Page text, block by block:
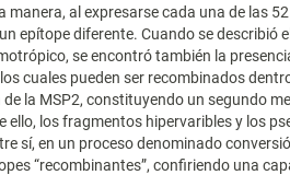
manera, al expresarse cada una de las
epítope diferente. Cuando se describió
se encontró también la
cuales pueden ser recombinados
la MSP2, constituyendo un segundo
ello, los fragmentos hipervaribles y los
sí, en un proceso denominado
“recombinantes”, confiriendo una